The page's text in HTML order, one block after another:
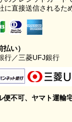
に直接送信されるた
い）
行／三菱UFJ銀行
便不可、ヤマト運輸